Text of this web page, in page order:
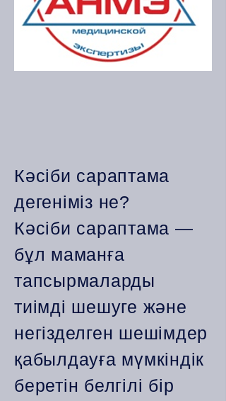
Кәсіби сараптама
дегеніміз не?
Кәсіби сараптама —
бұл маманға
тапсырмаларды
тиімді шешуге және
негізделген шешімдер
қабылдауға мүмкіндік
беретін белгілі бір